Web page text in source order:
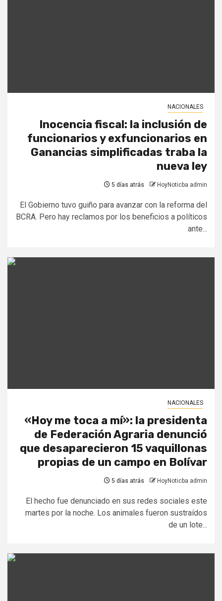
NACIONALES
Inocencia fiscal: la inclusión de
funcionarios y exfuncionarios en
Ganancias simplificadas traba la
nueva ley
5 días atrás HoyNoticba admin
El Gobierno tuvo guiño para avanzar con la reforma del
BCRA. Pero hay reclamos por los beneficios a políticos
ante...
NACIONALES
«Hoy me toca a mí»: la presidenta
de Federación Agraria denunció
que desaparecieron 15 vaquillonas
propias de un campo en Bolívar
5 días atrás HoyNoticba admin
El hecho fue denunciado en sus redes sociales este
martes por la noche. Los animales fueron sustraídos
de un lote...